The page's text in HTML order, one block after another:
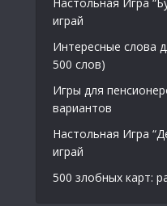
играй
Интересные слова
500 слов)
Игры для
вариантов
Настольная Игра
играй
500 злобных карт: